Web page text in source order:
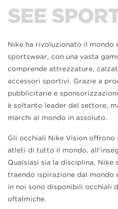
SEE
Nike ha rivoluzionato il mondo
sportswear, con una vasta
comprende attrezzature,
accessori sportivi. Grazie a
pubblicitarie e
è soltanto leader del settore,
marchi al mondo in assoluto.
Gli occhiali Nike Vision offrono
atleti di tutto il mondo,
Qualsiasi sia la disciplina,
traendo ispirazione dal mondo
in noi sono disponibili occhiali
oftalmiche.